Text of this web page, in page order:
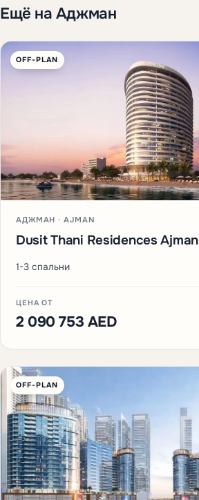
Ещё на Аджман
OFF-PLAN
АДЖМАН · AJMAN
Dusit Thani Residences Ajman
1-3 спальни
ЦЕНА ОТ
2 090 753 AED
OFF-PLAN